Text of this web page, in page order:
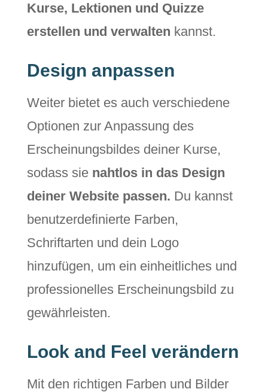
Kurse, Lektionen und Quizze
erstellen und verwalten kannst.
Design anpassen
Weiter bietet es auch verschiedene
Optionen zur Anpassung des
Erscheinungsbildes deiner Kurse,
sodass sie nahtlos in das Design
deiner Website passen. Du kannst
benutzerdefinierte Farben,
Schriftarten und dein Logo
hinzufügen, um ein einheitliches und
professionelles Erscheinungsbild zu
gewährleisten.
Look and Feel verändern
Mit den richtigen Farben und Bilder